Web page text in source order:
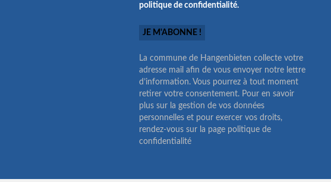
politique de confidentialité.
La commune de Hangenbieten collecte votre
adresse mail afin de vous envoyer notre lettre
d’information. Vous pourrez à tout moment
retirer votre consentement. Pour en savoir
plus sur la gestion de vos données
personnelles et pour exercer vos droits,
rendez-vous sur la page politique de
confidentialité